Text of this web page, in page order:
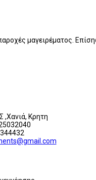
μαγειρέματος.
,Χανιά, Κρητη